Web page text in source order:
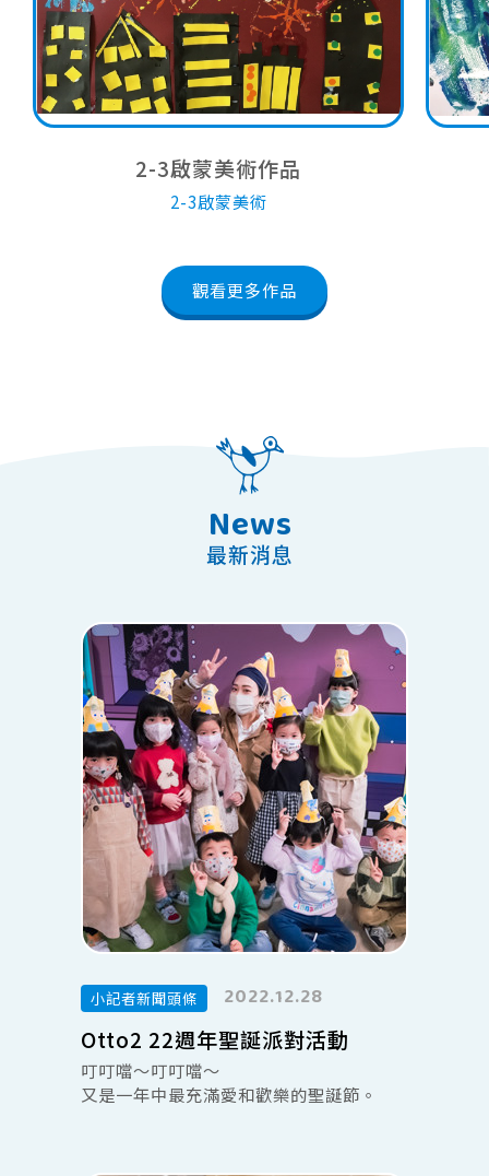
2-3啟蒙美術作品
2-3啟蒙美術
觀看更多作品
News
最新消息
小記者新聞頭條 2022.12.28
Otto2 22週年聖誕派對活動
叮叮噹～叮叮噹～
又是一年中最充滿愛和歡樂的聖誕節。